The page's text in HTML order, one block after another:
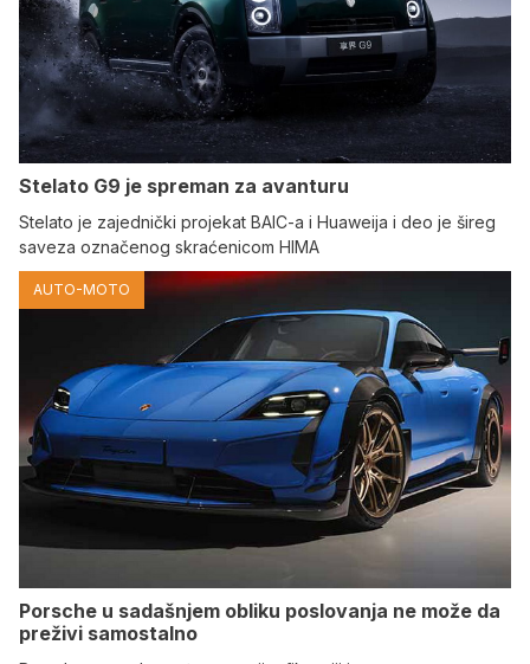
Stelato G9 je spreman za avanturu
Stelato je zajednički projekat BAIC-a i Huaweija i deo je šireg
saveza označenog skraćenicom HIMA
AUTO-MOTO
Porsche u sadašnjem obliku poslovanja ne može da
preživi samostalno